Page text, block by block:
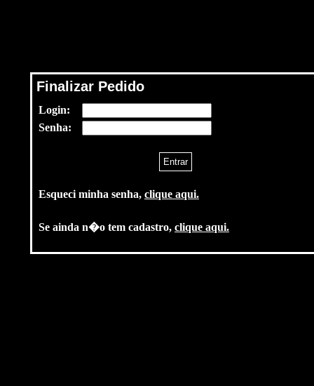
Finalizar Pedido
Login:
Senha:
Esqueci minha senha, clique aqui.
Se ainda n�o tem cadastro, clique aqui.